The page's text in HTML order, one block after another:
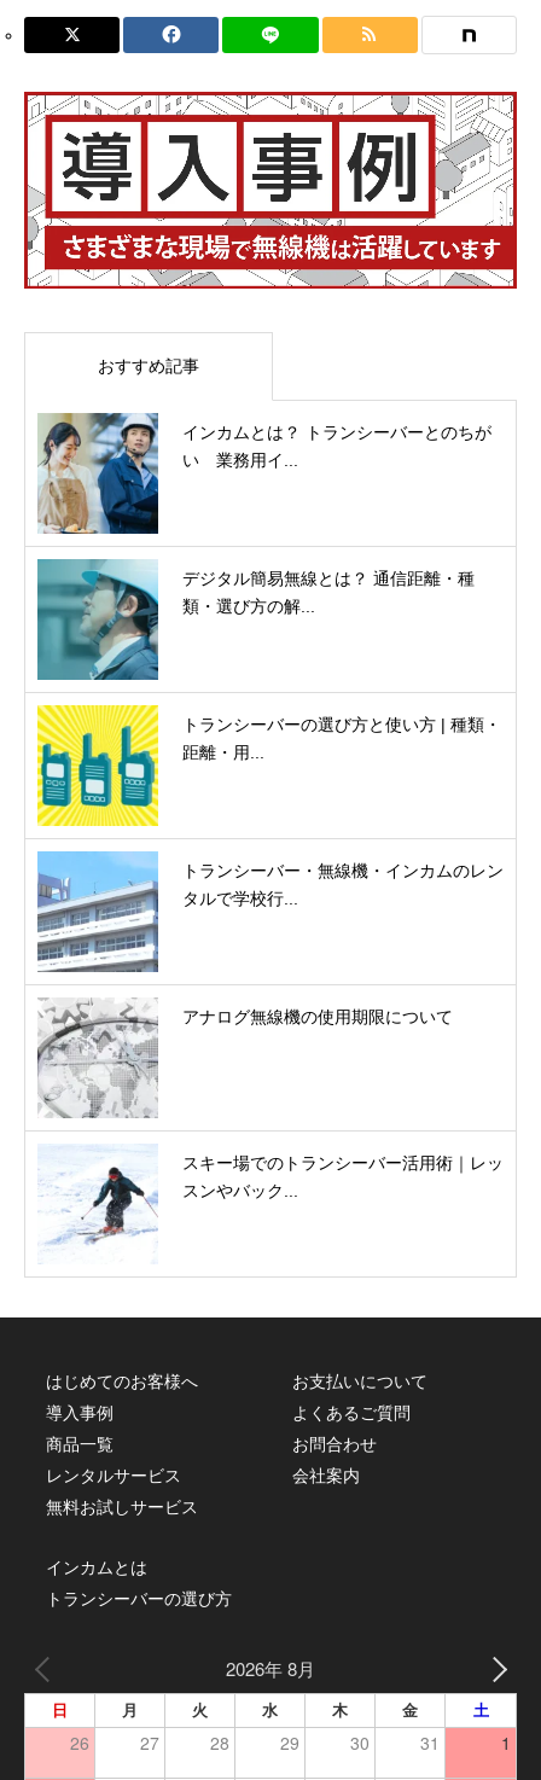
おすすめ記事
インカムとは？ トランシーバーとのちが
い 業務用イ...
デジタル簡易無線とは？ 通信距離・種
類・選び方の解...
トランシーバーの選び方と使い方 | 種類・
距離・用...
トランシーバー・無線機・インカムのレン
タルで学校行...
アナログ無線機の使用期限について
スキー場でのトランシーバー活用術｜レッ
スンやバック...
はじめてのお客様へ
導入事例
商品一覧
レンタルサービス
無料お試しサービス
お支払いについて
よくあるご質問
お問合わせ
会社案内
インカムとは
トランシーバーの選び方
2026年 8月
日 月 火 水 木 金 土
26 27 28 29 30 31 1